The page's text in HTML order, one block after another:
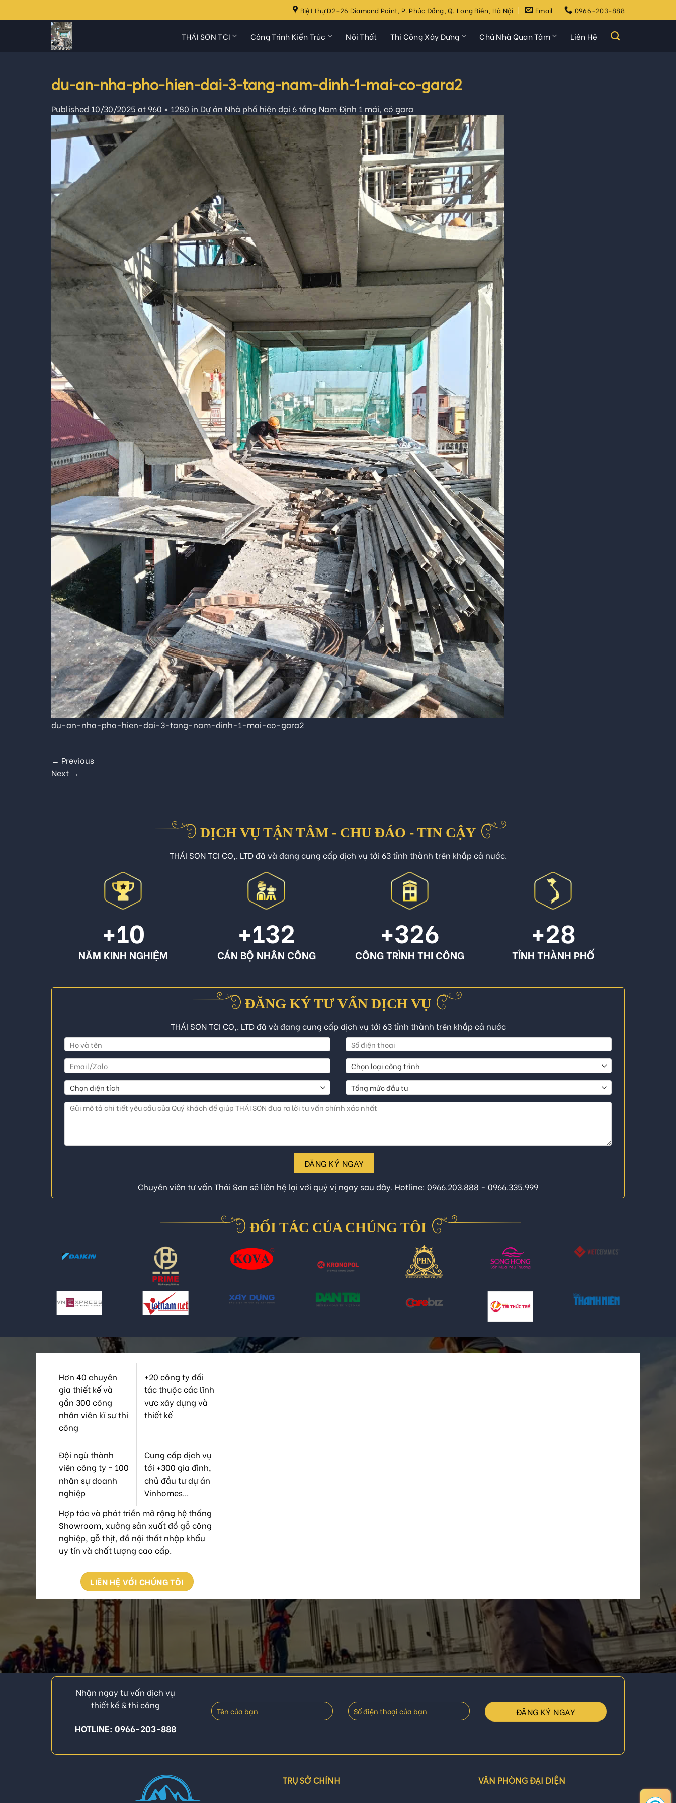
to
Biệt thự D2-26 Diamond Point, P. Phúc Đồng, Q. Long Biên, Hà Nội Email 0966-203-888
THÁI SƠN TCI Công Trình Kiến Trúc Nội Thất Thi Công Xây Dựng Chủ Nhà Quan Tâm Liên Hệ
du-an-nha-pho-hien-dai-3-tang-nam-dinh-1-mai-co-gara2
Published 10/30/2025 at 960 × 1280 in Dự án Nhà phố hiện đại 6 tầng Nam Định 1 mái, có gara
du-an-nha-pho-hien-dai-3-tang-nam-dinh-1-mai-co-gara2
← Previous
Next →
DỊCH VỤ TẬN TÂM - CHU ĐÁO - TIN CẬY
THÁI SƠN TCI CO,. LTD đã và đang cung cấp dịch vụ tới 63 tỉnh thành trên khắp cả nước.
+10
NĂM KINH NGHIỆM
+132
CÁN BỘ NHÂN CÔNG
+326
CÔNG TRÌNH THI CÔNG
+28
TỈNH THÀNH PHỐ
ĐĂNG KÝ TƯ VẤN DỊCH VỤ
THÁI SƠN TCI CO,. LTD đã và đang cung cấp dịch vụ tới 63 tỉnh thành trên khắp cả nước
ĐĂNG KÝ NGAY
Chuyên viên tư vấn Thái Sơn sẽ liên hệ lại với quý vị ngay sau đây. Hotline: 0966.203.888 - 0966.335.999
ĐỐI TÁC CỦA CHÚNG TÔI
Hơn 40 chuyên
gia thiết kế và
gần 300 công
nhân viên kĩ sư thi
công
+20 công ty đối
tác thuộc các lĩnh
vực xây dựng và
thiết kế
Đội ngũ thành
viên công ty ~ 100
nhân sự doanh
nghiệp
Cung cấp dịch vụ
tới +300 gia đình,
chủ đầu tư dự án
Vinhomes...
Hợp tác và phát triển mở rộng hệ thống
Showroom, xưởng sản xuất đồ gỗ công
nghiệp, gỗ thịt, đồ nội thất nhập khẩu
uy tín và chất lượng cao cấp.
LIÊN HỆ VỚI CHÚNG TÔI
Nhận ngay tư vấn dịch vụ
thiết kế & thi công
HOTLINE: 0966-203-888
TRỤ SỞ CHÍNH VĂN PHÒNG ĐẠI DIỆN